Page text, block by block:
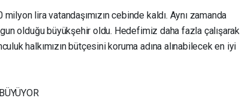
lira vatandaşımızın cebinde kaldı. Aynı zamanda
olduğu büyükşehir oldu. Hedefimiz daha fazla çalışarak
halkımızın bütçesini koruma adına alınabilecek en iyi